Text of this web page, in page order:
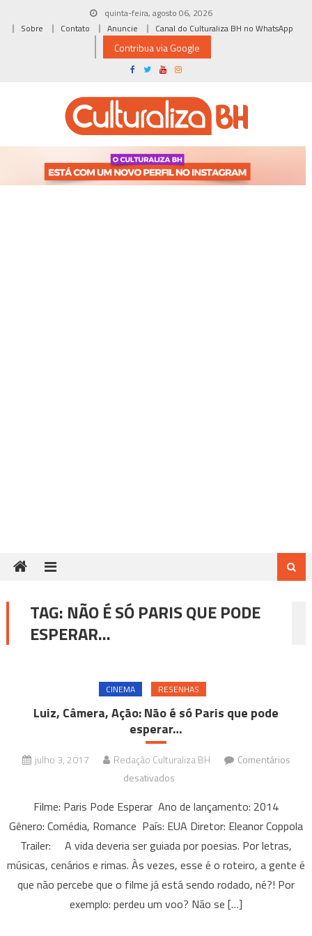
quinta-feira, agosto 06, 2026
Sobre
Contato Anuncie Canal do Culturaliza BH no WhatsApp
Contribua via Google
TAG: NÃO É SÓ PARIS QUE PODE
ESPERAR…
CINEMA RESENHAS
Luiz, Câmera, Ação: Não é só Paris que pode
esperar…
julho 3, 2017 Redação Culturaliza BH
Comentários
desativados
Câmera,
Ação:
Não
é
só
Paris
Filme: Paris Pode Esperar Ano de lançamento: 2014
Gênero: Comédia, Romance País: EUA Diretor: Eleanor Coppola
Trailer: A vida deveria ser guiada por poesias. Por letras,
músicas, cenários e rimas. Às vezes, esse é o roteiro, a gente é
que não percebe que o filme já está sendo rodado, né?! Por
exemplo: perdeu um voo? Não se […]